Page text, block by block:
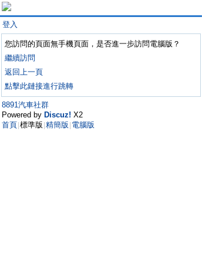
登入
您訪問的頁面無手機頁面，是否進一步訪問電腦版？
繼續訪問
返回上一頁
點擊此鏈接進行跳轉
8891汽車社群
Powered by Discuz! X2
首頁 標準版 精簡版 電腦版